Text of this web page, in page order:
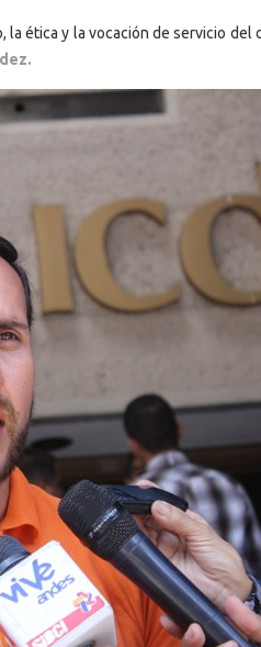
ética y la vocación de servicio del